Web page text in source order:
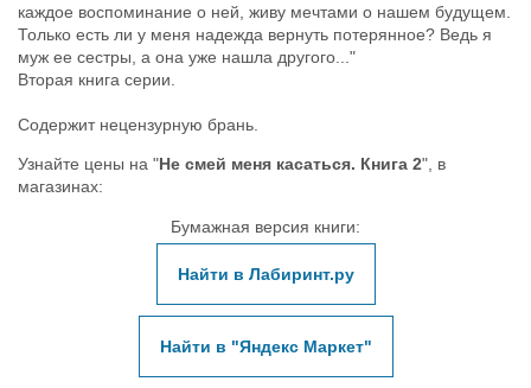
каждое воспоминание о ней, живу мечтами о нашем будущем.
Только есть ли у меня надежда вернуть потерянное? Ведь я
муж ее сестры, а она уже нашла другого..."
Вторая книга серии.
Содержит нецензурную брань.
Узнайте цены на "Не смей меня касаться. Книга 2", в
магазинах:
Бумажная версия книги:
Найти в Лабиринт.ру
Найти в "Яндекс Маркет"